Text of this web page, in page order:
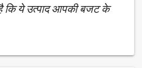
कि ये उत्पाद आपकी बजट के